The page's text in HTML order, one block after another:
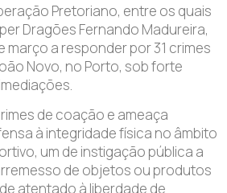
Pretoriano, entre os quais
Dragões Fernando Madureira,
março a responder por 31 crimes
Novo, no Porto, sob forte
de coação e ameaça
à integridade física no âmbito
um de instigação pública a
de objetos ou produtos
atentado à liberdade de